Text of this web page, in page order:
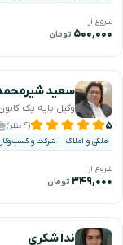
شروع از
۵۰۰,۰۰۰ تومان
سعید
وکیل پایه یک
۵ (۴ نظر)
ملکی و املاک شرکت و کسب‌وکار
شروع از
۳۴۹,۰۰۰ تومان
ندا شکری